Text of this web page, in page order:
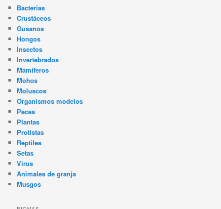
Bacterias
Crustáceos
Gusanos
Hongos
Insectos
Invertebrados
Mamíferos
Mohos
Moluscos
Organismos modelos
Peces
Plantas
Protistas
Reptiles
Setas
Virus
Animales de granja
Musgos